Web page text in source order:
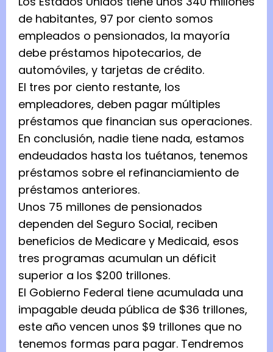
de habitantes, 97 por ciento somos
empleados o pensionados, la mayoría
debe préstamos hipotecarios, de
automóviles, y tarjetas de crédito.
El tres por ciento restante, los
empleadores, deben pagar múltiples
préstamos que financian sus operaciones.
En conclusión, nadie tiene nada, estamos
endeudados hasta los tuétanos, tenemos
préstamos sobre el refinanciamiento de
préstamos anteriores.
Unos 75 millones de pensionados
dependen del Seguro Social, reciben
beneficios de Medicare y Medicaid, esos
tres programas acumulan un déficit
superior a los $200 trillones.
El Gobierno Federal tiene acumulada una
impagable deuda pública de $36 trillones,
este año vencen unos $9 trillones que no
tenemos formas para pagar. Tendremos